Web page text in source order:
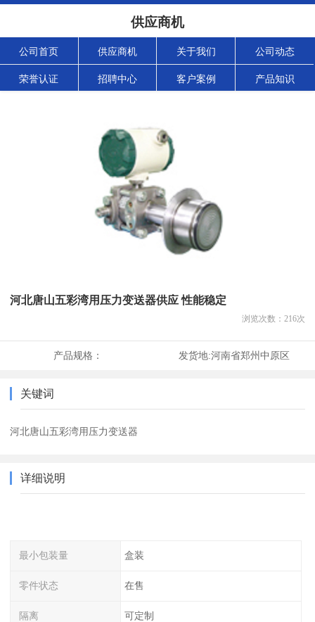
供应商机
公司首页 供应商机 关于我们 公司动态
荣誉认证 招聘中心 客户案例 产品知识
河北唐山五彩湾用压力变送器供应 性能稳定
浏览次数： 216次
产品规格： 发货地:河南省郑州中原区
关键词
河北唐山五彩湾用压力变送器
详细说明
最小包装量 盒装
零件状态 在售
隔离 可定制